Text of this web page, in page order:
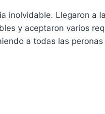
inolvidable. Llegaron a
y aceptaron varios
a todas las